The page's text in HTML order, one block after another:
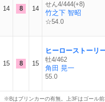
14 8 14
せん4/444(+8)
竹之下 智昭
☆54.0
15 8 15
ヒーローストーリ
牡4/462
角田 晃一
55.0
※Bはブリンカーの有無。上3Fはゴール